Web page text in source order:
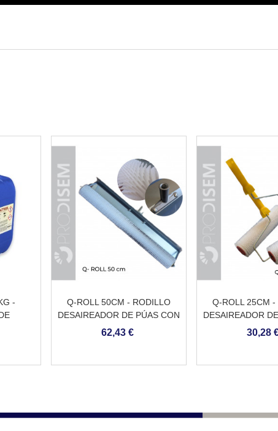
-
Q-ROLL 50CM - RODILLO
DESAIREADOR DE PÚAS CON
PROTECCIÓN
62,43 €
Q-ROLL 25CM -
DESAIREADOR
30,28